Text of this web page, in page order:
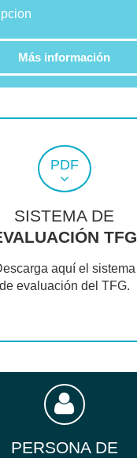
Más información
PDF
SISTEMA DE
TFG
aquí el sistema
de evaluación del TFG.
PERSONA DE